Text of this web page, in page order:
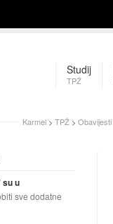
Studij
TPŽ
Karmel > TPŽ > Obavijesti
su u
sve dodatne